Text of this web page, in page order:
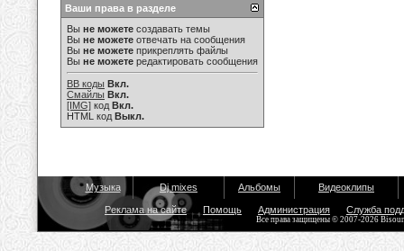
Ваши права в разделе
Вы не можете создавать темы
Вы не можете отвечать на сообщения
Вы не можете прикреплять файлы
Вы не можете редактировать сообщения
BB коды Вкл.
Смайлы Вкл.
[IMG] код Вкл.
HTML код Выкл.
Музыка Dj mixes Альбомы Видеоклипы
Реклама на сайте Помощь Администрация Служба
Все права защищены © 2007-2026